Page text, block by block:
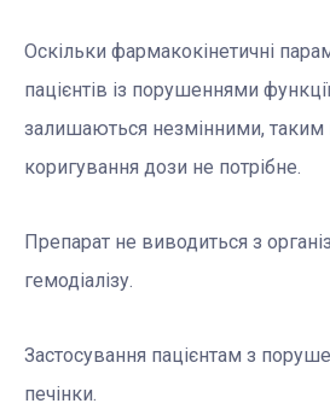
Оскільки фармакокінетичні
пацієнтів із порушеннями
залишаються незмінними, таким
коригування дози не потрібне.
Препарат не виводиться з
гемодіалізу.
Застосування пацієнтам з
печінки.